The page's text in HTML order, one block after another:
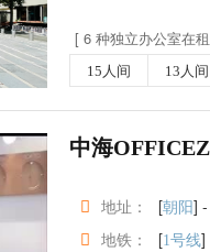
[ 6 种独立办公室在
15人间 13人间
中海
地址： [朝阳]
地铁：
[1号线]